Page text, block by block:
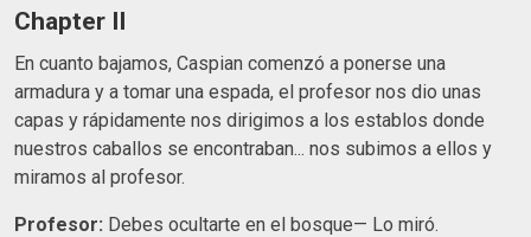
Chapter II
En cuanto bajamos, Caspian comenzó a ponerse una
armadura y a tomar una espada, el profesor nos dio unas
capas y rápidamente nos dirigimos a los establos donde
nuestros caballos se encontraban... nos subimos a ellos y
miramos al profesor.
Profesor: Debes ocultarte en el bosque— Lo miró.